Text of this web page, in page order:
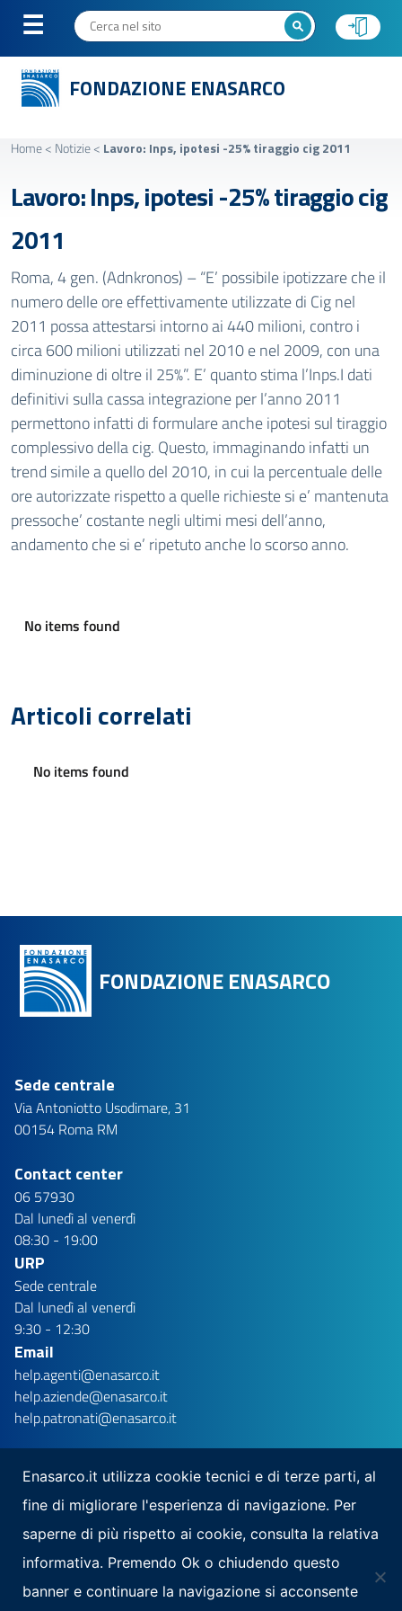
FONDAZIONE ENASARCO
Home< Notizie< Lavoro: Inps, ipotesi -25% tiraggio cig 2011
Lavoro: Inps, ipotesi -25% tiraggio cig
2011
Roma, 4 gen. (Adnkronos) – “E’ possibile ipotizzare che il
numero delle ore effettivamente utilizzate di Cig nel
2011 possa attestarsi intorno ai 440 milioni, contro i
circa 600 milioni utilizzati nel 2010 e nel 2009, con una
diminuzione di oltre il 25%”. E’ quanto stima l’Inps.I dati
definitivi sulla cassa integrazione per l’anno 2011
permettono infatti di formulare anche ipotesi sul tiraggio
complessivo della cig. Questo, immaginando infatti un
trend simile a quello del 2010, in cui la percentuale delle
ore autorizzate rispetto a quelle richieste si e’ mantenuta
pressoche’ costante negli ultimi mesi dell’anno,
andamento che si e’ ripetuto anche lo scorso anno.
No items found
Articoli correlati
No items found
FONDAZIONE ENASARCO
Sede centrale
Via Antoniotto Usodimare, 31
00154 Roma RM
Contact center
06 57930
Dal lunedì al venerdì
08:30 - 19:00
URP
Sede centrale
Dal lunedì al venerdì
9:30 - 12:30
Email
help.agenti@enasarco.it
help.aziende@enasarco.it
help.patronati@enasarco.it
Scarica la nostra app per mobile
Enasarco.it utilizza cookie tecnici e di terze parti, al
fine di migliorare l'esperienza di navigazione. Per
saperne di più rispetto ai cookie, consulta la relativa
informativa. Premendo Ok o chiudendo questo
banner e continuare la navigazione si acconsente